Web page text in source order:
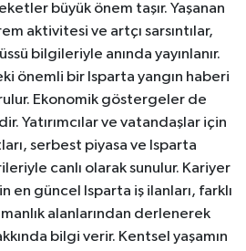
büyük önem taşır. Yaşanan
aktivitesi ve artçı sarsıntılar,
bilgileriyle anında yayınlanır.
önemli bir Isparta yangın haberi
Ekonomik göstergeler de
Yatırımcılar ve vatandaşlar için
serbest piyasa ve Isparta
canlı olarak sunulur. Kariyer
en güncel Isparta iş ilanları, farklı
alanlarından derlenerek
bilgi verir. Kentsel yaşamın